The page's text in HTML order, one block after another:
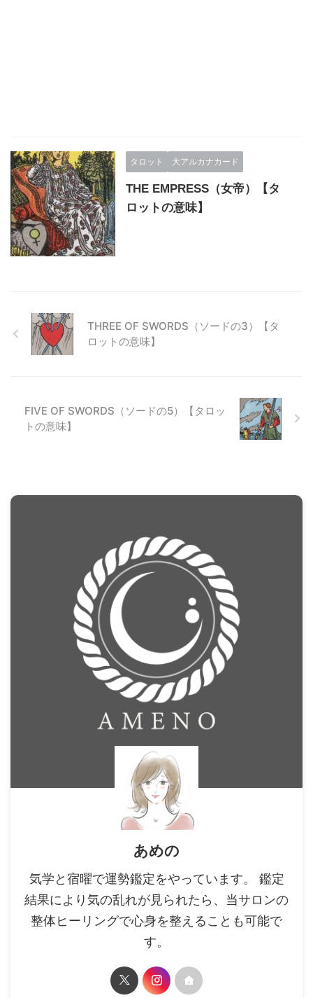
タロット 大アルカナカード
THE EMPRESS（女帝）【タ
ロットの意味】
THREE OF SWORDS（ソードの3）【タ
ロットの意味】
FIVE OF SWORDS（ソードの5）【タロッ
トの意味】
あめの
気学と宿曜で運勢鑑定をやっています。 鑑定
結果により気の乱れが見られたら、当サロンの
整体ヒーリングで心身を整えることも可能で
す。